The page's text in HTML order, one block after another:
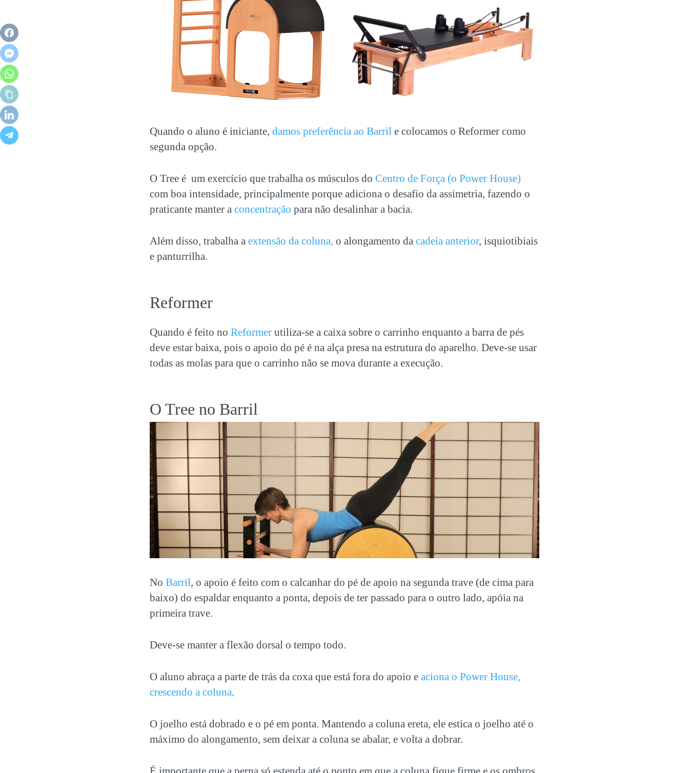
Quando o aluno é iniciante, damos preferência ao Barril e colocamos o Reformer como
segunda opção.
O Tree é um exercício que trabalha os músculos do Centro de Força (o Power House)
com boa intensidade, principalmente porque adiciona o desafio da assimetria, fazendo o
praticante manter a concentração para não desalinhar a bacia.
Além disso, trabalha a extensão da coluna, o alongamento da cadeia anterior, isquiotibiais
e panturrilha.
Reformer
Quando é feito no Reformer utiliza-se a caixa sobre o carrinho enquanto a barra de pés
deve estar baixa, pois o apoio do pé é na alça presa na estrutura do aparelho. Deve-se usar
todas as molas para que o carrinho não se mova durante a execução.
O Tree no Barril
No Barril, o apoio é feito com o calcanhar do pé de apoio na segunda trave (de cima para
baixo) do espaldar enquanto a ponta, depois de ter passado para o outro lado, apóia na
primeira trave.
Deve-se manter a flexão dorsal o tempo todo.
O aluno abraça a parte de trás da coxa que está fora do apoio e aciona o Power House,
crescendo a coluna.
O joelho está dobrado e o pé em ponta. Mantendo a coluna ereta, ele estica o joelho até o
máximo do alongamento, sem deixar a coluna se abalar, e volta a dobrar.